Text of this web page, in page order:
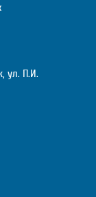
ул. П.И.